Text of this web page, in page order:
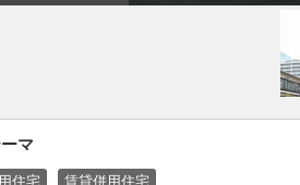
マ
住宅 賃貸併用住宅